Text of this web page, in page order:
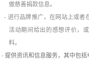
做慈善捐款信息。
- 进行品牌推广，在网站上或者
活动期间给出的感想评价，
料。
-提供资讯和信息服务，其中包括